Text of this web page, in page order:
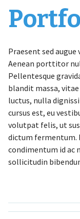
Praesent sed
Aenean porttitor
Pellentesque
blandit massa,
luctus, nulla
cursus est, eu
volutpat felis, ut
dictum fermentum.
condimentum id ac
sollicitudin